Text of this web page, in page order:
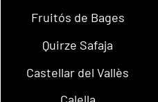
Fruitós de Bages
Quirze Safaja
Castellar del Vallès